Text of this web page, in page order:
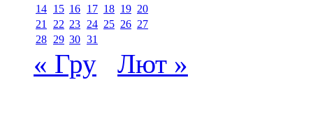
14 15 16 17 18 19 20
21
22 23 24 25 26 27
28 29 30 31
« Гру Лют »